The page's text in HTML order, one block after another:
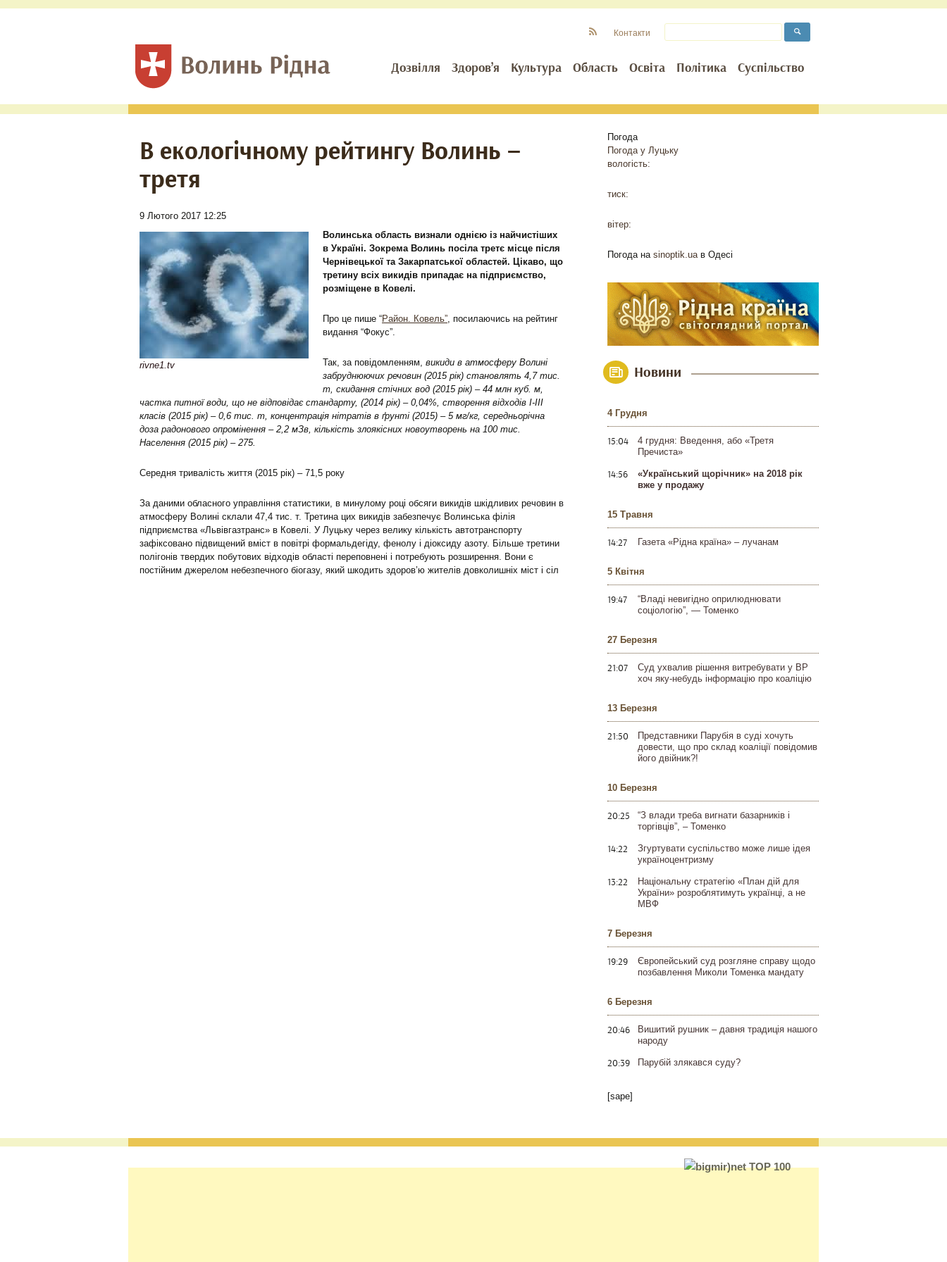
Дозвілля Здоров’я Культура Область Освіта Політика Суспільство
Контакти
В екологічному рейтингу Волинь –
третя
9 Лютого 2017 12:25
rivne1.tv
Волинська область визнали однією із найчистіших
в Україні. Зокрема Волинь посіла третє місце після
Чернівецької та Закарпатської областей. Цікаво, що
третину всіх викидів припадає на підприємство,
розміщене в Ковелі.
Про це пише “Район. Ковель”, посилаючись на рейтинг
видання “Фокус”.
Так, за повідомленням, викиди в атмосферу Волині
забруднюючих речовин (2015 рік) становлять 4,7 тис.
т, скидання стічних вод (2015 рік) – 44 млн куб. м,
частка питної води, що не відповідає стандарту, (2014 рік) – 0,04%, створення відходів I-III
класів (2015 рік) – 0,6 тис. т, концентрація нітратів в ґрунті (2015) – 5 мг/кг, середньорічна
доза радонового опромінення – 2,2 мЗв, кількість злоякісних новоутворень на 100 тис.
Населення (2015 рік) – 275.
Середня тривалість життя (2015 рік) – 71,5 року
За даними обласного управління статистики, в минулому році обсяги викидів шкідливих речовин в
атмосферу Волині склали 47,4 тис. т. Третина цих викидів забезпечує Волинська філія
підприємства «Львівгазтранс» в Ковелі. У Луцьку через велику кількість автотранспорту
зафіксовано підвищений вміст в повітрі формальдегіду, фенолу і діоксиду азоту. Більше третини
полігонів твердих побутових відходів області переповнені і потребують розширення. Вони є
постійним джерелом небезпечного біогазу, який шкодить здоров’ю жителів довколишніх міст і сіл
Погода
Погода у Луцьку
вологість:
тиск:
вітер:
Погода на sinoptik.uaв Одесі
Новини
4 Грудня
15:04
4 грудня: Введення, або «Третя
Пречиста»
14:56
«Український щорічник» на 2018 рік
вже у продажу
15 Травня
14:27 Газета «Рідна країна» – лучанам
5 Квітня
19:47
“Владі невигідно оприлюднювати
соціологію”, — Томенко
27 Березня
21:07
Суд ухвалив рішення витребувати у ВР
хоч яку-небудь інформацію про коаліцію
13 Березня
21:50
Представники Парубія в суді хочуть
довести, що про склад коаліції повідомив
його двійник?!
10 Березня
20:25
“З влади треба вигнати базарників і
торгівців”, – Томенко
14:22
Згуртувати суспільство може лише ідея
україноцентризму
13:22
Національну стратегію «План дій для
України» розроблятимуть українці, а не
МВФ
7 Березня
19:29
Європейський суд розгляне справу щодо
позбавлення Миколи Томенка мандату
6 Березня
20:46
Вишитий рушник – давня традиція нашого
народу
20:39 Парубій злякався суду?
[sape]